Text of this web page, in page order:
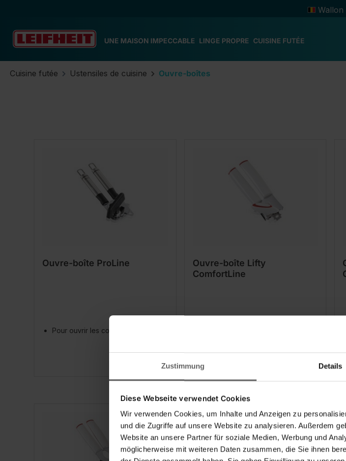
Zustimmung Details
Diese Webseite verwendet Cookies
Wir verwenden Cookies, um Inhalte und Anzeigen zu
und die Zugriffe auf unsere Website zu analysieren. Außerdem
Website an unsere Partner für soziale Medien, Werbung und
möglicherweise mit weiteren Daten zusammen, die Sie ihnen
Wallon
UNE MAISON IMPECCABLE LINGE PROPRE CUISINE FUTÉE
Cuisine futée Ustensiles de cuisine Ouvre-boîtes
Ouvre-boîte ProLine
Pour ouvrir les conserves
Ouvre-boîte Lifty
ComfortLine